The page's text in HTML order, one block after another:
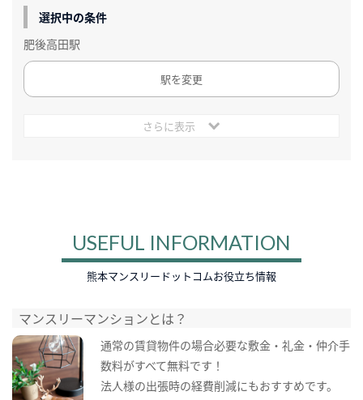
選択中の条件
肥後高田駅
駅を変更
さらに表示
USEFUL INFORMATION
熊本マンスリードットコムお役立ち情報
マンスリーマンションとは？
通常の賃貸物件の場合必要な敷金・礼金・仲介手
数料がすべて無料です！
法人様の出張時の経費削減にもおすすめです。